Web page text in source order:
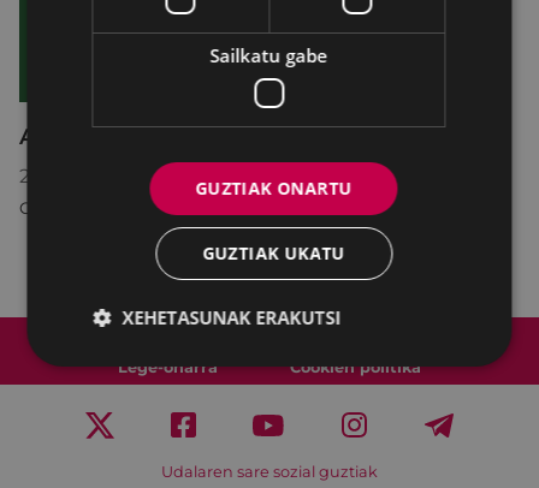
Asteburuko zine karteldegia
2026/06/12 2026/06/15
COLISEO ANTZOKIA
Lege-oharra
Cookien politika
Udalaren sare sozial guztiak
Sailkatu gabe
GUZTIAK ONARTU
GUZTIAK UKATU
XEHETASUNAK ERAKUTSI